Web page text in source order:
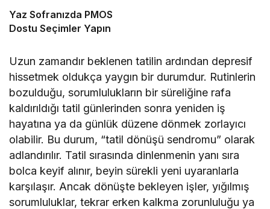
Yaz Sofranızda PMOS
Dostu Seçimler Yapın
Uzun zamandır beklenen tatilin ardından depresif
hissetmek oldukça yaygın bir durumdur. Rutinlerin
bozulduğu, sorumlulukların bir süreliğine rafa
kaldırıldığı tatil günlerinden sonra yeniden iş
hayatına ya da günlük düzene dönmek zorlayıcı
olabilir. Bu durum, “tatil dönüşü sendromu” olarak
adlandırılır. Tatil sırasında dinlenmenin yanı sıra
bolca keyif alınır, beyin sürekli yeni uyaranlarla
karşılaşır. Ancak dönüşte bekleyen işler, yığılmış
sorumluluklar, tekrar erken kalkma zorunluluğu ya